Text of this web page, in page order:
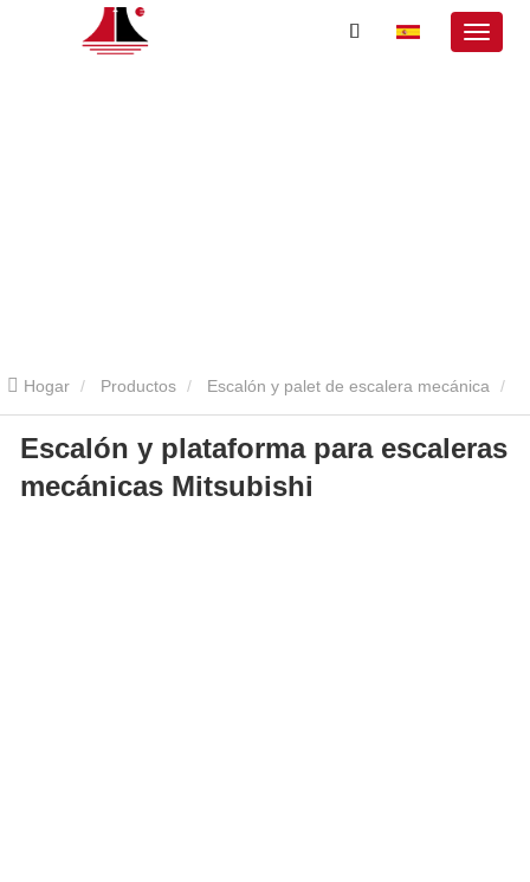
Hogar Productos Escalón y palet de escalera mecánica
Passom del sacerdote del sacerdote
escaleras mecánicas Mitsubishi
Escalón y plataforma para escaleras
mecánicas Mitsubishi